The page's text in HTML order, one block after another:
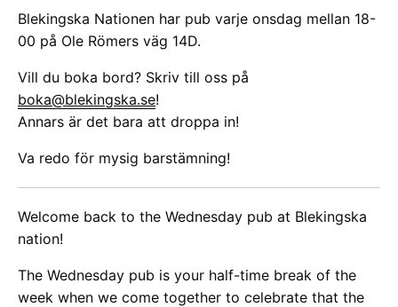
Blekingska Nationen har pub varje onsdag mellan 18-
00 på Ole Römers väg 14D.
Vill du boka bord? Skriv till oss på
boka@blekingska.se!
Annars är det bara att droppa in!
Va redo för mysig barstämning!
Welcome back to the Wednesday pub at Blekingska
nation!
The Wednesday pub is your half-time break of the
week when we come together to celebrate that the